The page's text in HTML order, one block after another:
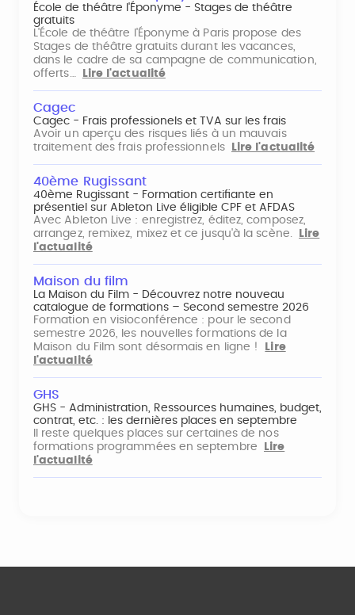
École de théâtre l'Éponyme - Stages de théâtre
gratuits
L'École de théâtre l'Éponyme à Paris propose des
Stages de théâtre gratuits durant les vacances,
dans le cadre de sa campagne de communication,
offerts…
Lire l'actualité
Cagec
Cagec - Frais professionels et TVA sur les frais
Avoir un aperçu des risques liés à un mauvais
traitement des frais professionnels
Lire l'actualité
40ème Rugissant
40ème Rugissant - Formation certifiante en
présentiel sur Ableton Live éligible CPF et AFDAS
Avec Ableton Live : enregistrez, éditez, composez,
arrangez, remixez, mixez et ce jusqu'à la scène.
Lire
l'actualité
Maison du film
La Maison du Film - Découvrez notre nouveau
catalogue de formations – Second semestre 2026
Formation en visioconférence : pour le second
semestre 2026, les nouvelles formations de la
Maison du Film sont désormais en ligne !
Lire
l'actualité
GHS
GHS - Administration, Ressources humaines, budget,
contrat, etc. : les dernières places en septembre
Il reste quelques places sur certaines de nos
formations programmées en septembre
Lire
l'actualité